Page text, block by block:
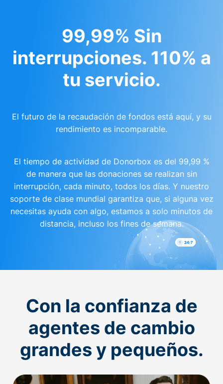
99,99% Sin
interrupciones. 110% a
tu servicio.
El futuro de la recaudación de fondos está aquí, y su
rendimiento es incomparable.
El tiempo de actividad de Donorbox es del 99,99 %
de manera que las donaciones se realizan sin
interrupción, cada minuto, todos los días. Y nuestro
soporte de clase mundial garantiza que, si alguna vez
necesitas ayuda con algo, estamos a solo minutos de
distancia, incluso los fines de semana.
Con la confianza de
agentes de cambio
grandes y pequeños.